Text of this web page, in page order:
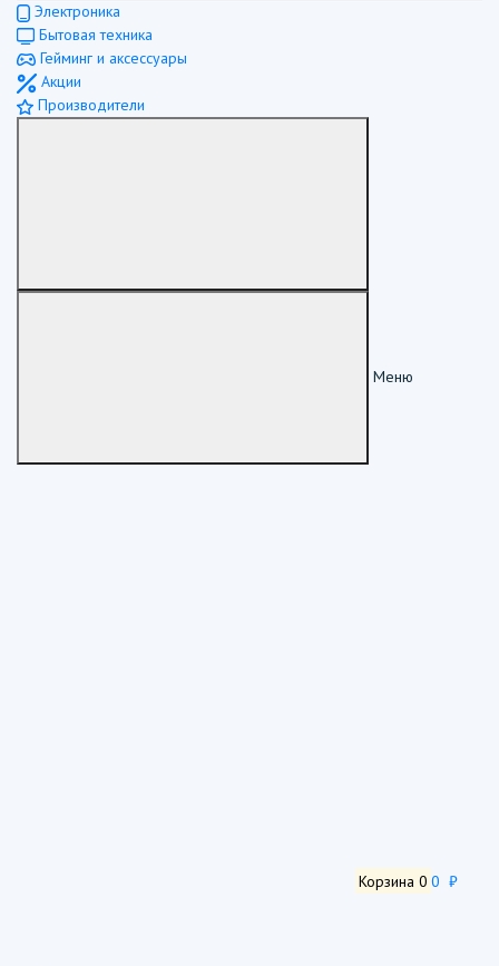
Электроника
Бытовая техника
Гейминг и аксессуары
Акции
Производители
Меню
Корзина 0 0 ₽